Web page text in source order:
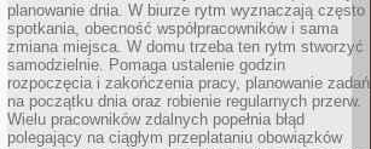
planowanie dnia. W biurze rytm wyznaczają często
spotkania, obecność współpracowników i sama
zmiana miejsca. W domu trzeba ten rytm stworzyć
samodzielnie. Pomaga ustalenie godzin
rozpoczęcia i zakończenia pracy, planowanie zadań
na początku dnia oraz robienie regularnych przerw.
Wielu pracowników zdalnych popełnia błąd
polegający na ciągłym przeplataniu obowiązków